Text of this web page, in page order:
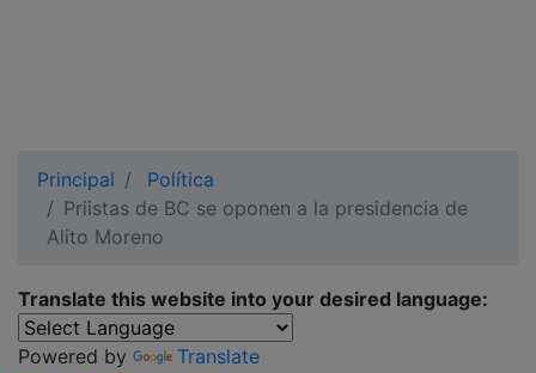
Principal
Política
Priistas de BC se oponen a la presidencia de
Alito Moreno
Translate this website into your desired language:
Powered by
Translate